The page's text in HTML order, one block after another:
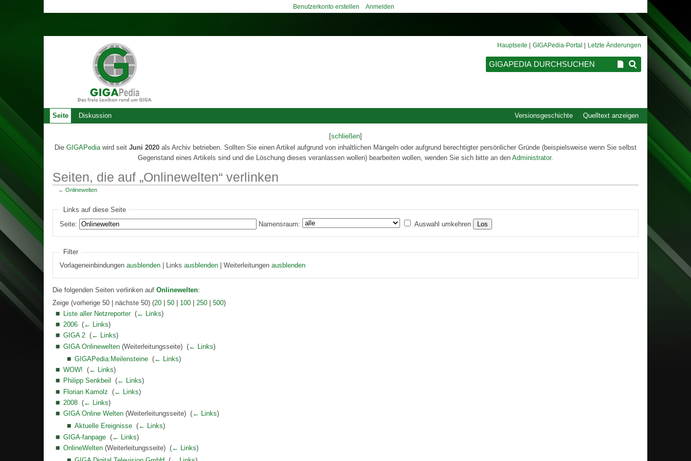
[schließen]
Die GIGAPediawird seit Juni 2020 als Archiv betrieben. Sollten Sie einen Artikel aufgrund von inhaltlichen Mängeln oder aufgrund berechtigter persönlicher Gründe (beispielsweise wenn Sie selbst
Gegenstand eines Artikels sind und die Löschung dieses veranlassen wollen) bearbeiten wollen, wenden Sie sich bitte an den Administrator.
Seiten, die auf „Onlinewelten“ verlinken
←Onlinewelten
Links auf diese Seite
Seite: Namensraum: Auswahl umkehren
Filter
Vorlageneinbindungenausblenden | Linksausblenden | Weiterleitungenausblenden
Die folgenden Seiten verlinken auf Onlinewelten:
Zeige (vorherige 50 | nächste 50) (20 50 100 250 500)
Liste aller Netzreporter‎(← Links)
2006 ‎(← Links)
GIGA 2 ‎(← Links)
GIGA Onlinewelten (Weiterleitungsseite) ‎(← Links)
GIGAPedia:Meilensteine‎ (← Links)
WOW! ‎(← Links)
Philipp Senkbeil
‎(← Links)
Florian Kamolz ‎(← Links)
2008 ‎(← Links)
GIGA Online Welten (Weiterleitungsseite) ‎(← Links)
Aktuelle Ereignisse‎ (← Links)
GIGA-fanpage ‎(← Links)
OnlineWelten (Weiterleitungsseite) ‎(← Links)
Seite Diskussion Quelltext anzeigen
Versionsgeschichte
Benutzerkonto erstellen Anmelden
Hauptseite GIGAPedia-Portal Letzte Änderungen